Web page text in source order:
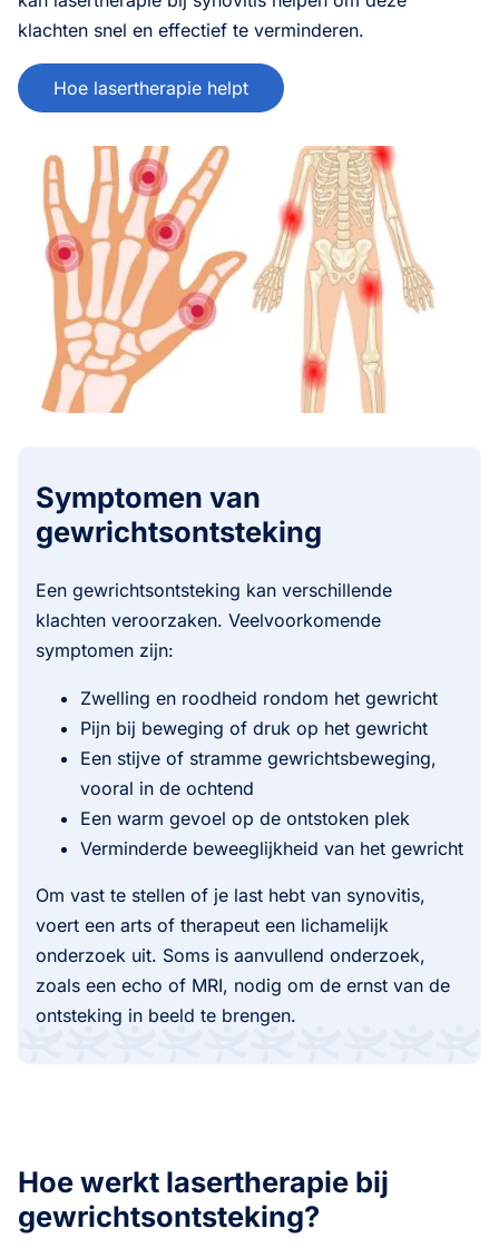
klachten snel en effectief te verminderen.
Hoe lasertherapie helpt
Symptomen van
gewrichtsontsteking
Een gewrichtsontsteking kan verschillende
klachten veroorzaken. Veelvoorkomende
symptomen zijn:
Zwelling en roodheid rondom het gewricht
Pijn bij beweging of druk op het gewricht
Een stijve of stramme gewrichtsbeweging,
vooral in de ochtend
Een warm gevoel op de ontstoken plek
Verminderde beweeglijkheid van het gewricht
Om vast te stellen of je last hebt van synovitis,
voert een arts of therapeut een lichamelijk
onderzoek uit. Soms is aanvullend onderzoek,
zoals een echo of MRI, nodig om de ernst van de
ontsteking in beeld te brengen.
Hoe werkt lasertherapie bij
gewrichtsontsteking?